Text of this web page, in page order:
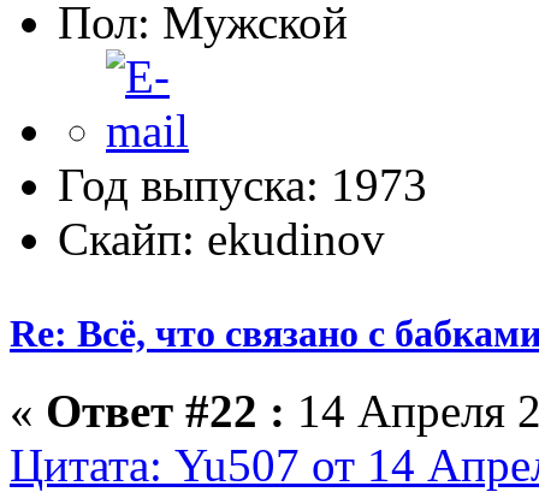
Пол:
Год выпуска: 1973
Скайп: ekudinov
Re: Всё, что связано с
« Ответ #22 : 14 Апреля
Цитата: Yu507 от 14